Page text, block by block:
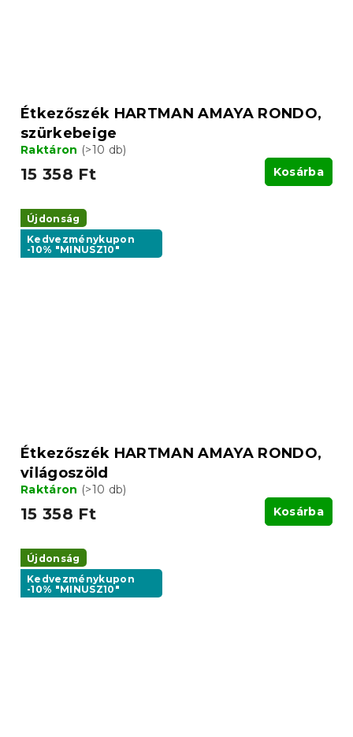
Étkezőszék HARTMAN AMAYA RONDO,
szürkebeige
Raktáron (>10 db)
15 358 Ft Kosárba
Újdonság
Kedvezménykupon
-10% "MINUSZ10"
Étkezőszék HARTMAN AMAYA RONDO,
világoszöld
Raktáron (>10 db)
15 358 Ft Kosárba
Újdonság
Kedvezménykupon
-10% "MINUSZ10"